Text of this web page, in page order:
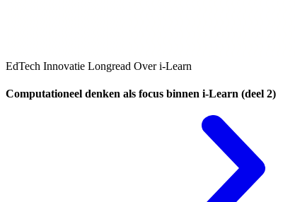
EdTech Innovatie Longread Over i-Learn
Computationeel denken als focus binnen i-Learn (deel 2)